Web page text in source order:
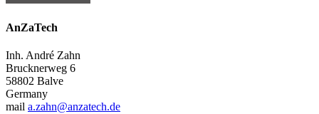
AnZaTech
Inh. André Zahn
Brucknerweg 6
58802 Balve
Germany
mail a.zahn@anzatech.de